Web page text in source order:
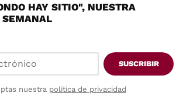
HAY SITIO", NUESTRA
SEMANAL
SUSCRIBIR
nuestra política de privacidad